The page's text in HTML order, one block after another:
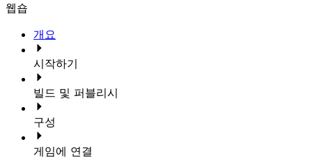
웹숍
개요
시작하기
빌드 및 퍼블리시
구성
게임에 연결